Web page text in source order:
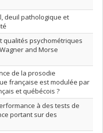
deuil pathologique et
qualités psychométriques
and Morse
de la prosodie
française est modulée par
et québécois ?
à des tests de
portant sur des